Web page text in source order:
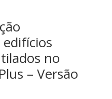
no
– Versão